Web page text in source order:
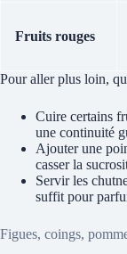
Fruits rouges
Pour aller plus loin,
Cuire certains
une continuité
Ajouter une
casser la
Servir les
suffit pour
Figues, coings,